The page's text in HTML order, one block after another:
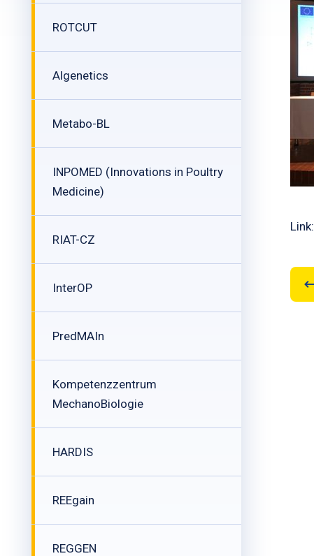
ROTCUT
Algenetics
Metabo-BL
INPOMED (Innovations in Poultry
Medicine)
RIAT-CZ
InterOP
PredMAIn
Kompetenzzentrum
MechanoBiologie
HARDIS
REEgain
REGGEN
Link: